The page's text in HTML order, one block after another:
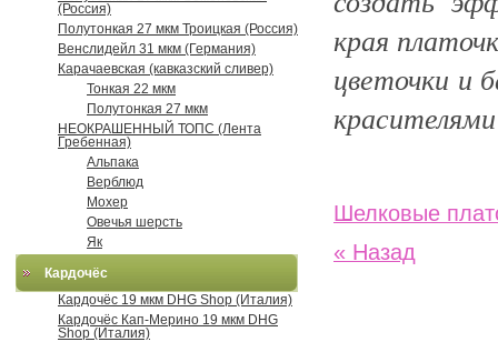
края
цветочки и
Шелковые
« Назад
(Россия)
Полутонкая 27 мкм Троицкая (Россия)
Венслидейл 31 мкм (Германия)
Карачаевская (кавказский сливер)
Тонкая 22 мкм
Полутонкая 27 мкм
НЕОКРАШЕННЫЙ ТОПС (Лента
Гребенная)
Альпака
Верблюд
Мохер
Овечья шерсть
Як
Кардочёс
Кардочёс 19 мкм DHG Shop (Италия)
Кардочёс Кап-Мерино 19 мкм DHG
Shop (Италия)